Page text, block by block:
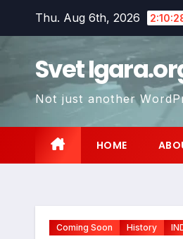
Thu. Aug 6th, 2026
Svet
Not just another
HOME
Coming Soon History